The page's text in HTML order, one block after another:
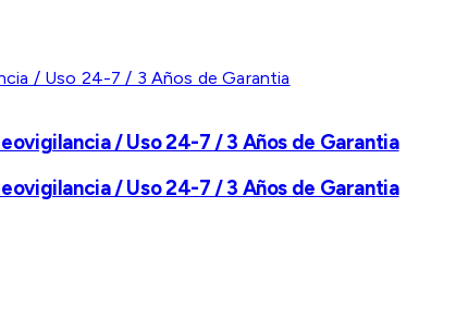
/ Uso 24-7 / 3 Años de Garantia
/ Uso 24-7 / 3 Años de Garantia